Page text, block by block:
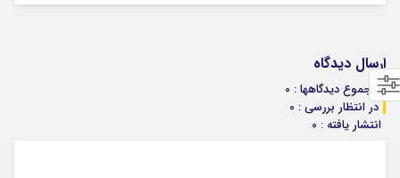
ارسال دیدگاه
مجموع دیدگاهها : 0
در انتظار بررسی : 0
انتشار یافته : 0